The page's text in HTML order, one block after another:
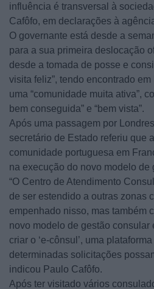
influência é transversal à
Cafôfo, em declarações à
O governante está desde a
para a sua primeira deslocação
desde a tomada de posse e
visita feliz”, tendo encontrado
uma “comunidade muita ativa”,
bem conseguida” e “bem vista”.
Após uma passagem por
secretário de Estado referiu que
comunidade portuguesa em
na execução do novo modelo de
“O Centro de Atendimento
de ser estendido a outras zonas
empenhado nisso, mas também
novo modelo de gestão consular
criar o ‘e-cônsul’, uma
determinadas solicitações
indicou Paulo Cafôfo.
Após ter visitado vários